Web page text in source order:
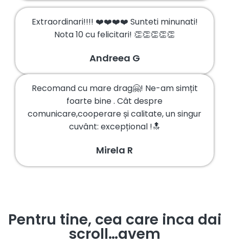
Extraordinari!!!! ❤️❤️❤️❤️ Sunteti minunati!
Nota 10 cu felicitari! 👏👏👏👏👏
Andreea G
Recomand cu mare drag🤗! Ne-am simțit
foarte bine . Cât despre
comunicare,cooperare și calitate, un singur
cuvânt: excepțional !🔝
Mirela R
Pentru tine, cea care inca dai
scroll…avem